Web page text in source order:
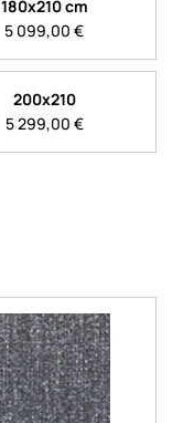
180x210 cm
5 099,00 €
200x210
5 299,00 €